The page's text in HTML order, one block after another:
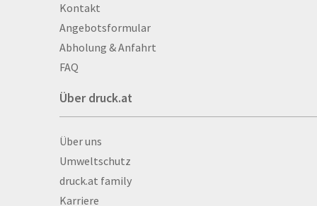
Kontakt
Angebotsformular
Abholung & Anfahrt
FAQ
Über druck.at
Über druck.at
Über uns
Umweltschutz
druck.at family
Karriere